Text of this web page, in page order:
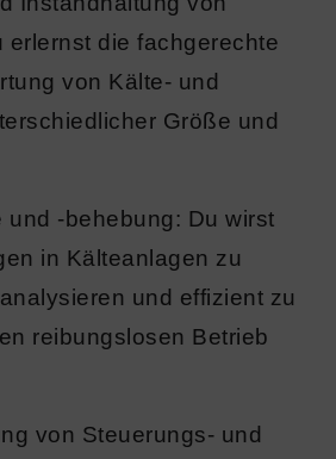
erlernst die fachgerechte
von Kälte- und
Größe und
und -behebung: Du wirst
in Kälteanlagen zu
und effizient zu
reibungslosen Betrieb
von Steuerungs- und